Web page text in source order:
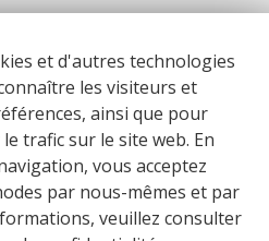
RNAAT 309/2015RNAVT 7055
Union’s COSME - SMP
et d'autres technologies
les visiteurs et
ainsi que pour
trafic sur le site web. En
vous acceptez
par nous-mêmes et par
veuillez consulter